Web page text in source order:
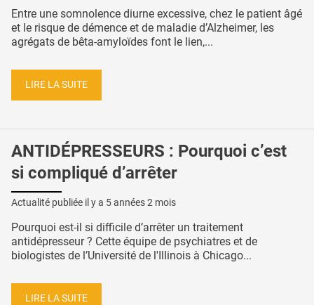
Entre une somnolence diurne excessive, chez le patient âgé
et le risque de démence et de maladie d’Alzheimer, les
agrégats de bêta-amyloïdes font le lien,...
LIRE LA SUITE
ANTIDÉPRESSEURS : Pourquoi c’est
si compliqué d’arrêter
Actualité publiée il y a 5 années 2 mois
Pourquoi est-il si difficile d’arrêter un traitement
antidépresseur ? Cette équipe de psychiatres et de
biologistes de l’Université de l'Illinois à Chicago...
LIRE LA SUITE